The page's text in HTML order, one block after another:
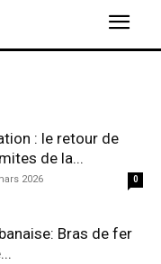
: le retour de
de la...
2026 0
Bras de fer